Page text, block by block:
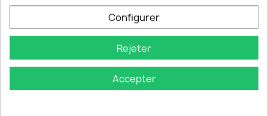
Configurer
Rejeter
Accepter